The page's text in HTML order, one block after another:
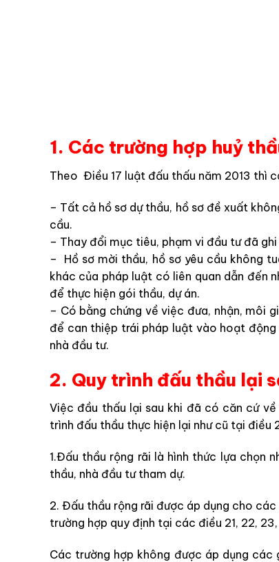
1. Các trường hợp huỷ
Theo Điều 17 luật đấu thấu năm 2013 thì
– Tất cả hồ sơ dự thầu, hồ sơ đề xuất
cầu.
– Thay đổi mục tiêu, phạm vi đầu tư đã
– Hồ sơ mời thầu, hồ sơ yêu cầu không
khác của pháp luật có liên quan dẫn đến
để thực hiện gói thầu, dự án.
– Có bằng chứng về việc đưa, nhận, môi
để can thiệp trái pháp luật vào hoạt
nhà đầu tư.
2. Quy trình đấu thầu lại
Việc đầu thấu lại sau khi đã có căn cứ
trình đấu thầu thực hiện lại như cũ tại điều
1.Đấu thầu rộng rãi là hình thức lựa chọn
thầu, nhà đầu tư tham dự.
2. Đấu thầu rộng rãi được áp dụng cho
trường hợp quy định tại các điều 21, 22,
Các trường hợp không được áp dụng